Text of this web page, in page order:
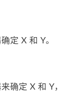
定 X 和 Y。
确定 X 和 Y